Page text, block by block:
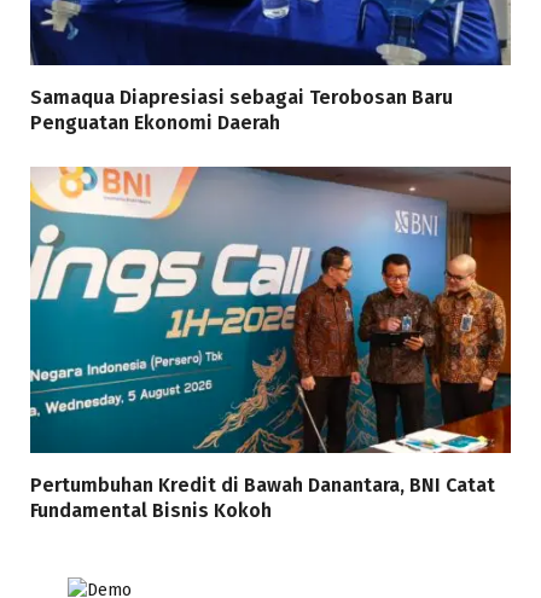
Samaqua Diapresiasi sebagai Terobosan Baru
Penguatan Ekonomi Daerah
Pertumbuhan Kredit di Bawah Danantara, BNI Catat
Fundamental Bisnis Kokoh